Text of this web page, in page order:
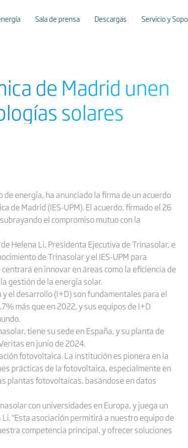
Sala de prensa Descargas Servicio y
de Madrid unen
solares
energía, ha anunciado la firma de un acuerdo
de Madrid (IES-UPM). El acuerdo, firmado el 26
el compromiso mutuo con la
Helena Li, Presidenta Ejecutiva de Trinasolar, e
de Trinasolar y el IES-UPM para
en innovar en áreas como la eficiencia de
gestión de la energía solar.
el desarrollo (I+D) son fundamentales para el
más que en 2022, y sus equipos de I+D
tiene su sede en España, y su planta de
en junio de 2024.
fotovoltaica. La institución es pionera en la
prácticas de la fotovoltaica, especialmente en
plantas fotovoltaicas, basándose en datos
con universidades en Europa, y juega un
"Esta asociación permitirá a nuestro equipo de
competencia principal, y ofrecer soluciones